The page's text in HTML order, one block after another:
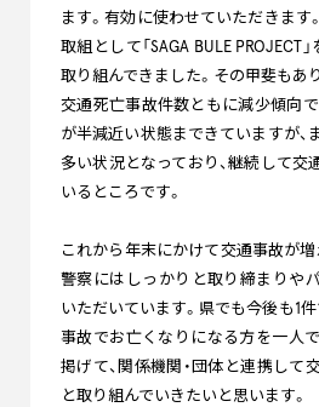
ます。有効に使わせていただきます
取組として「SAGA BULE PROJECT
取り組んできました。その甲斐もあ
交通死亡事故件数ともに減少傾向
が半減近い状態まできていますが、
多い状況となっており、継続して交
いるところです。
これから年末にかけて交通事故が増
警察にはしっかりと取り締まりや
いただいています。県でも今後も1
事故でお亡くなりになる方を一人
掲げて、関係機関・団体と連携して
と取り組んでいきたいと思います。